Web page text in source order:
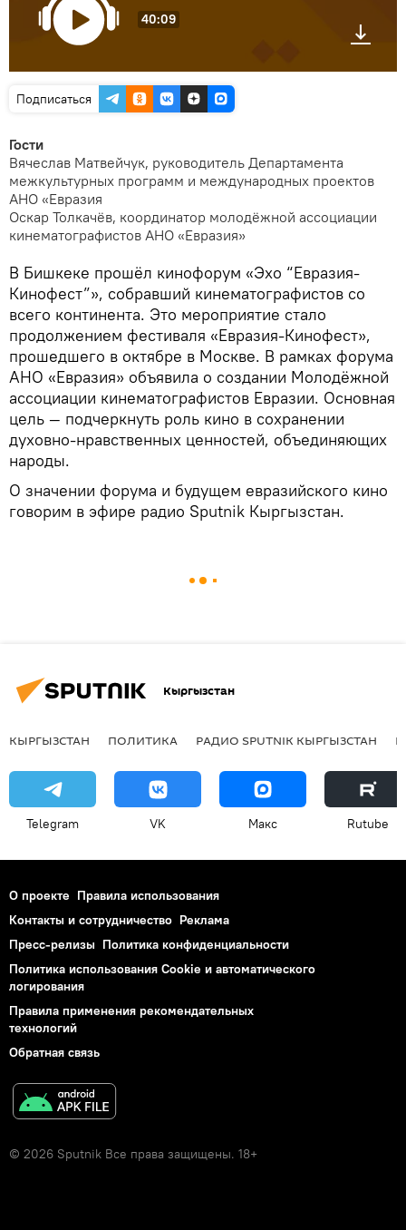
40:09
Подписаться
Гости
Вячеслав Матвейчук, руководитель Департамента
межкультурных программ и международных проектов
АНО «Евразия
Оскар Толкачёв, координатор молодёжной ассоциации
кинематографистов АНО «Евразия»
В Бишкеке прошёл кинофорум «Эхо “Евразия-
Кинофест”», собравший кинематографистов со
всего континента. Это мероприятие стало
продолжением фестиваля «Евразия-Кинофест»,
прошедшего в октябре в Москве. В рамках форума
АНО «Евразия» объявила о создании Молодёжной
ассоциации кинематографистов Евразии. Основная
цель — подчеркнуть роль кино в сохранении
духовно-нравственных ценностей, объединяющих
народы.
О значении форума и будущем евразийского кино
говорим в эфире радио Sputnik Кыргызстан.
Кыргызстан
КЫРГЫЗСТАН ПОЛИТИКА РАДИО SPUTNIK КЫРГЫЗСТАН
Telegram VK Макс Rutube
О проекте Правила использования
Контакты и сотрудничество Реклама
Пресс-релизы Политика конфиденциальности
Политика использования Cookie и автоматического
логирования
Правила применения рекомендательных
технологий
Обратная связь
© 2026 Sputnik Все права защищены. 18+